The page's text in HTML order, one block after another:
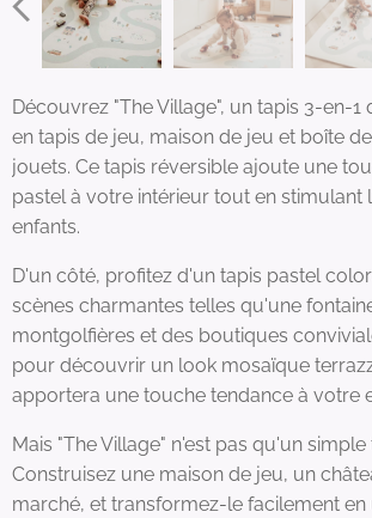
Découvrez "The Village", un tapis 3-en-
en tapis de jeu, maison de jeu et boîte
jouets. Ce tapis réversible ajoute une
pastel à votre intérieur tout en stimulant
enfants.
D'un côté, profitez d'un tapis pastel
scènes charmantes telles qu'une
montgolfières et des boutiques
pour découvrir un look mosaïque
apportera une touche tendance à votre
Mais "The Village" n'est pas qu'un simple
Construisez une maison de jeu, un
marché, et transformez-le facilement en